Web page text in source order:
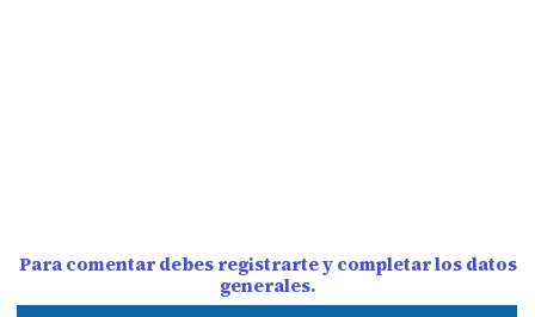
Para comentar debes registrarte y completar los datos
generales.